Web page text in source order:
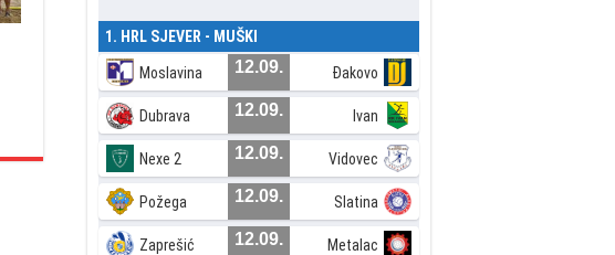
1. HRL SJEVER - MUŠKI
Moslavina 12.09. Đakovo
Dubrava 12.09. Ivan
Nexe 2 12.09. Vidovec
Požega 12.09. Slatina
Zaprešić 12.09. Metalac